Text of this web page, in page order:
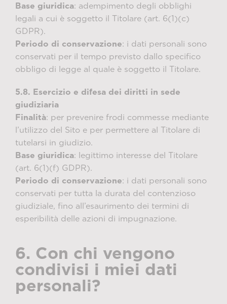
Base giuridica: adempimento degli obblighi
legali a cui è soggetto il Titolare (art. 6(1)(c)
GDPR).
Periodo di conservazione: i dati personali sono
conservati per il tempo previsto dallo specifico
obbligo di legge al quale è soggetto il Titolare.
5.8. Esercizio e difesa dei diritti in sede
giudiziaria
Finalità: per prevenire frodi commesse mediante
l’utilizzo del Sito e per permettere al Titolare di
tutelarsi in giudizio.
Base giuridica: legittimo interesse del Titolare
(art. 6(1)(f) GDPR).
Periodo di conservazione: i dati personali sono
conservati per tutta la durata del contenzioso
giudiziale, fino all’esaurimento dei termini di
esperibilità delle azioni di impugnazione.
6. Con chi vengono
condivisi i miei dati
personali?